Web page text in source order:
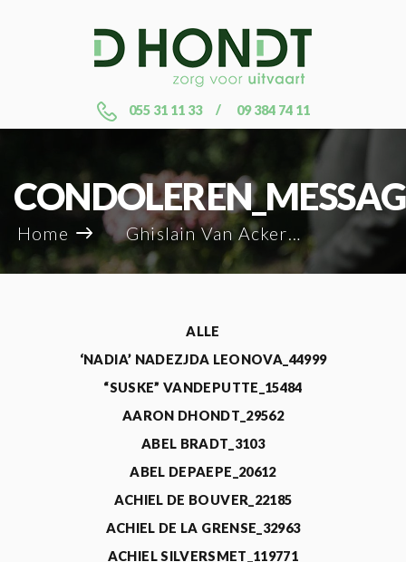
055 31 11 33 09 384 74 11
Home Ghislain Van Acker_84891
ALLE
‘NADIA’ NADEZJDA LEONOVA_44999
“SUSKE” VANDEPUTTE_15484
AARON DHONDT_29562
ABEL BRADT_3103
ABEL DEPAEPE_20612
ACHIEL DE BOUVER_22185
ACHIEL DE LA GRENSE_32963
ACHIEL SILVERSMET_119771